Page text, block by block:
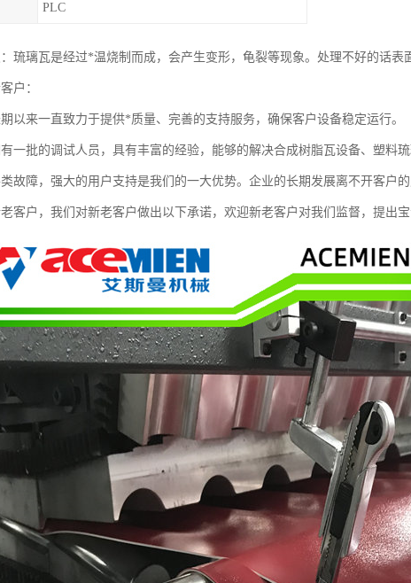
PLC
琉璃瓦是经过*温烧制而成，会产生变形，龟裂等现象。处理不好的话表
户：
以来一直致力于提供*质量、完善的支持服务，确保客户设备稳定运行。
一批的调试人员，具有丰富的经验，能够的解决合成树脂瓦设备、塑料
故障，强大的用户支持是我们的一大优势。企业的长期发展离不开客户
客户，我们对新老客户做出以下承诺，欢迎新老客户对我们监督，提出宝